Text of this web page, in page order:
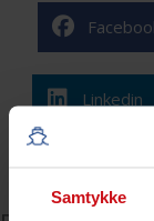
Samtykke
Linkedin